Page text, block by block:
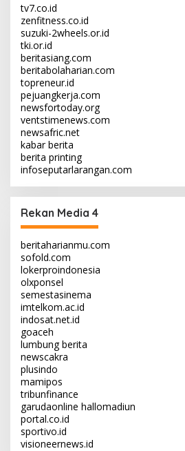
tv7.co.id
zenfitness.co.id
suzuki-2wheels.or.id
tki.or.id
beritasiang.com
beritabolaharian.com
topreneur.id
pejuangkerja.com
newsfortoday.org
ventstimenews.com
newsafric.net
kabar berita
berita printing
infoseputarlarangan.com
Rekan Media 4
beritaharianmu.com
sofold.com
lokerproindonesia
olxponsel
semestasinema
imtelkom.ac.id
indosat.net.id
goaceh
lumbung berita
newscakra
plusindo
mamipos
tribunfinance
garudaonline hallomadiun
portal.co.id
sportivo.id
visioneernews.id